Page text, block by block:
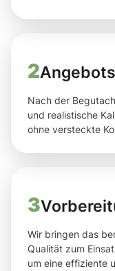
2
Nach der
und realistische
ohne versteckte
3
Wir bringen das
Qualität zum
um eine effiziente